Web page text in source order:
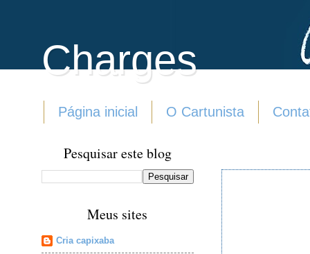
Charges
Página inicial O Cartunista
Pesquisar este blog
Meus sites
Cria capixaba